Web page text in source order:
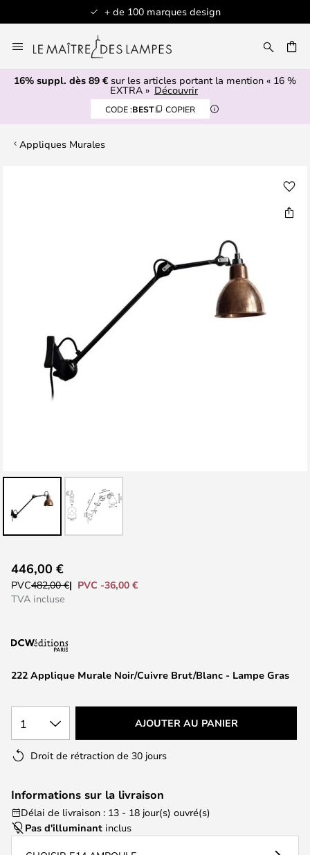
+ de 100 marques design
au
contenu
16% suppl. dès 89 € sur les articles portant la mention « 16 %
EXTRA » Découvrir
CODE :BEST COPIER
Appliques Murales
to
the
the
gallery
222 Applique Murale Noir/Cuivre Brut/Blanc - Lampe Gras
446,00 €
PVC482,00 €
PVC -36,00 €
TVA incluse
1 AJOUTER AU PANIER
Droit de rétraction de 30 jours
Informations sur la livraison
Délai de livraison : 13 - 18 jour(s) ouvré(s)
Pas d'illuminant inclus